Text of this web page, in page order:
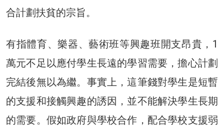
合計劃扶貧的宗旨。
有指體育、樂器、藝術班等興趣班開支昂貴，1
萬元不足以應付學生長遠的學習需要，擔心計劃
完結後無以為繼。事實上，這筆錢對學生是短暫
的支援和接觸興趣的誘因，並不能解決學生長期
的需要。假如政府與學校合作，配合學校支援弱